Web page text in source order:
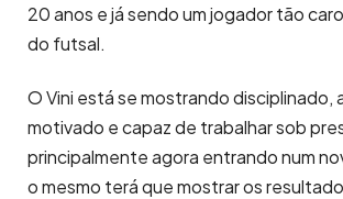
20 anos e já sendo um jogador tão
do futsal.
O Vini está se mostrando disciplinado,
motivado e capaz de trabalhar sob
principalmente agora entrando num
o mesmo terá que mostrar os